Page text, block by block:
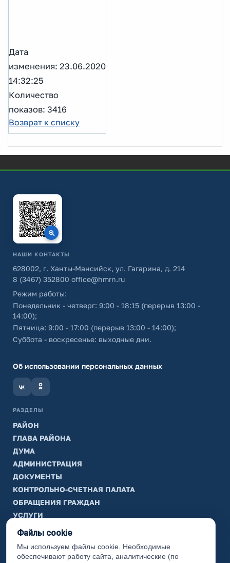
Дата
изменения: 23.06.2020
14:32:25
Количество
показов: 3416
Возврат к списку
НАШИ КОНТАКТЫ
628002, г. Ханты-Мансийск, ул. Гагарина, д. 214
8 (3467) 352800 office@hmrn.ru
Режим работы:
Понедельник - четверг: 9:00 - 18:15 (перерыв 13:00 -
14:00);
Пятница: 9:00 - 17:00 (перерыв 13:00 - 14:00);
Суббота - воскресенье: выходные дни.
Об использовании персональных данных
РАЗДЕЛЫ
РАЙОН
ГЛАВА РАЙОНА
ДУМА
АДМИНИСТРАЦИЯ
ДОКУМЕНТЫ
КОНТРОЛЬНО-СЧЕТНАЯ ПАЛАТА
ОБРАЩЕНИЯ ГРАЖДАН
УСЛУГИ
ТИК
ИНФОРМАЦИЯ
Файлы cookie
Мы используем файлы cookie. Необходимые
обеспечивают работу сайта, аналитические (по